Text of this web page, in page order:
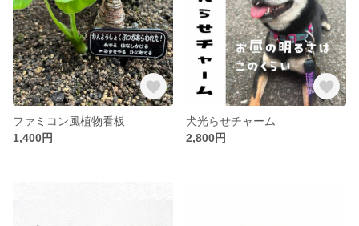
ファミコン風植物看板
1,400円
犬光らせチャーム
2,800円